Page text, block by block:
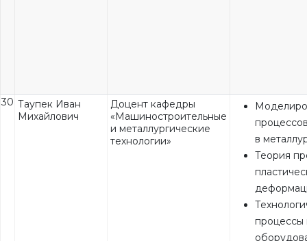
30 Таупек Иван
Михайлович
Доцент кафедры
«Машиностроительные
и металлургические
технологии»
в
Теория
процессы